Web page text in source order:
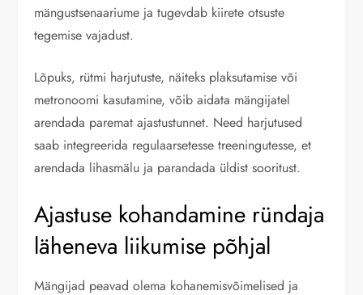
mängustsenaariume ja tugevdab kiirete otsuste
tegemise vajadust.
Lõpuks, rütmi harjutuste, näiteks plaksutamise või
metronoomi kasutamine, võib aidata mängijatel
arendada paremat ajastustunnet. Need harjutused
saab integreerida regulaarsetesse treeningutesse, et
arendada lihasmälu ja parandada üldist sooritust.
Ajastuse kohandamine ründaja
läheneva liikumise põhjal
Mängijad peavad olema kohanemisvõimelised ja